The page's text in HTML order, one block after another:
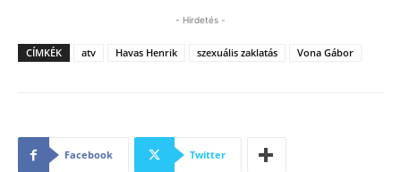
- Hirdetés -
CÍMKÉK atv Havas Henrik szexuális zaklatás Vona Gábor
Facebook Twitter